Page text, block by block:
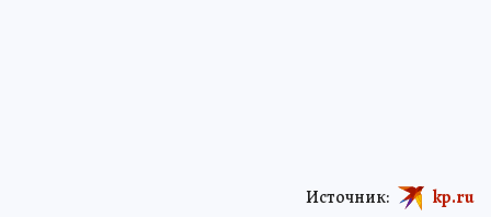
Источник: kp.ru